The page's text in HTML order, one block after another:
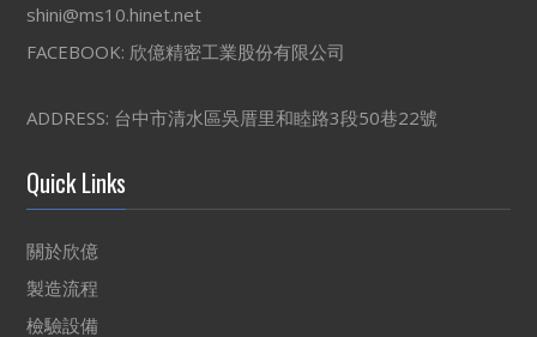
shini@ms10.hinet.net
FACEBOOK: 欣億精密工業股份有限公司
ADDRESS: 台中市清水區吳厝里和睦路3段50巷22號
Quick Links
關於欣億
製造流程
檢驗設備